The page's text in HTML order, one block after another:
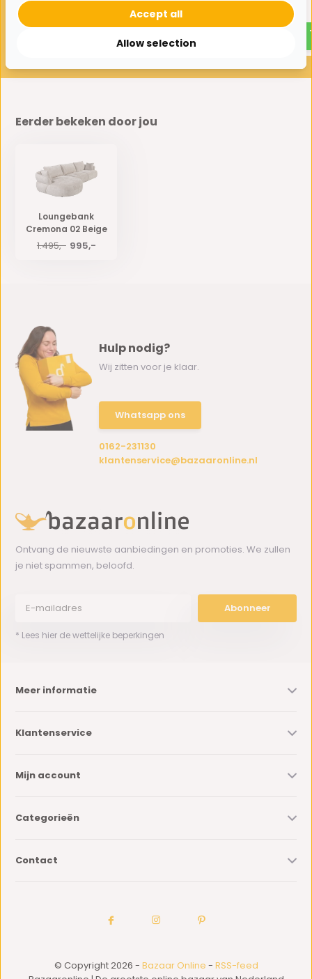
Eerder bekeken door jou
Loungebank
Cremona 02 Beige
1.495,- 995,-
Hulp nodig?
Wij zitten voor je klaar.
Whatsapp ons
0162-231130
klantenservice@bazaaronline.nl
Ontvang de nieuwste aanbiedingen en promoties. We zullen
je niet spammen, beloofd.
Abonneer
* Lees hier de wettelijke beperkingen
Meer informatie
Klantenservice
Mijn account
Categorieën
Contact
© Copyright 2026 - Bazaar Online - RSS-feed
Allow selection
Accept all